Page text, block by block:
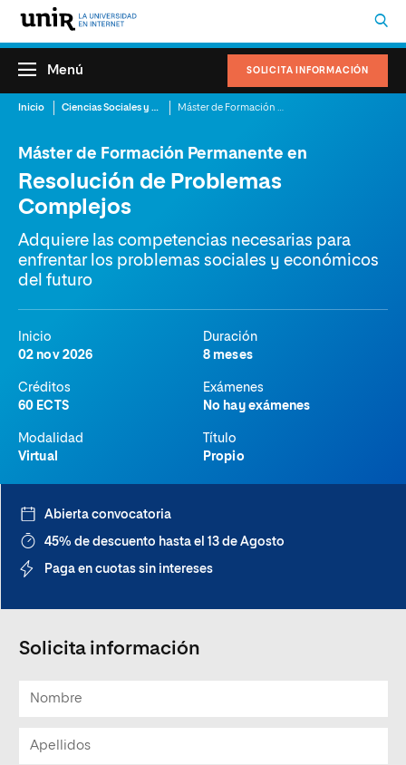
SOLICITA INFORMACIÓN
Menú
Inicio Ciencias Sociales y del Trabajo
Máster de Formación Permanente en
Resolución de Problemas
Complejos
Adquiere las competencias necesarias para
enfrentar los problemas sociales y económicos
del futuro
Inicio
02 nov 2026
Duración
8 meses
Créditos
60 ECTS
Exámenes
No hay exámenes
Modalidad
Virtual
Título
Propio
Abierta convocatoria
45% de descuento hasta el 13 de Agosto
Paga en cuotas sin intereses
Solicita información